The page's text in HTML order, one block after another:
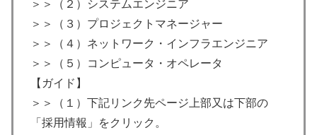
＞＞（２）システムエンジニア
＞＞（３）プロジェクトマネージャー
＞＞（４）ネットワーク・インフラエンジニア
＞＞（５）コンピュータ・オペレータ
【ガイド】
＞＞（１）下記リンク先ページ上部又は下部の
「採用情報」をクリック。